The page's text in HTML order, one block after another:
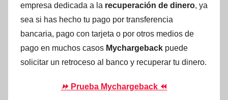
empresa dedicada a la recuperación de dinero, ya
sea si has hecho tu pago por transferencia
bancaria, pago con tarjeta o por otros medios de
pago en muchos casos Mychargeback puede
solicitar un retroceso al banco y recuperar tu dinero.
⏩ Prueba Mychargeback ⏪